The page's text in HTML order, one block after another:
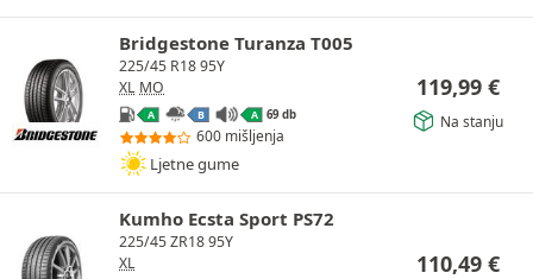
Bridgestone Turanza T005
225/45 R18 95Y
XL MO
A B A 69 db
600 mišljenja
Ljetne gume
119,99 €
Na stanju
Kumho Ecsta Sport PS72
225/45 ZR18 95Y
XL
110,49 €